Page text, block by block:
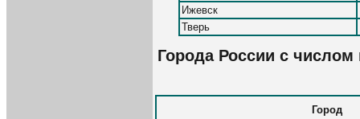
Ижевск
Тверь
Города России с числом
Город